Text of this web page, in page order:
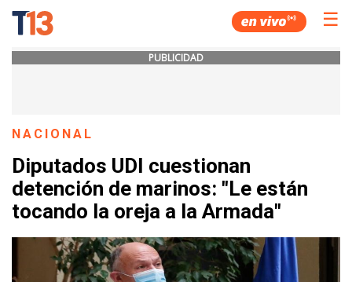
☰
PUBLICIDAD
NACIONAL
Diputados UDI cuestionan
detención de marinos: "Le están
tocando la oreja a la Armada"